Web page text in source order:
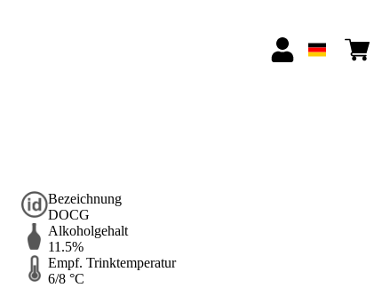
Bezeichnung
DOCG
Alkoholgehalt
11.5%
Empf. Trinktemperatur
6/8 °C